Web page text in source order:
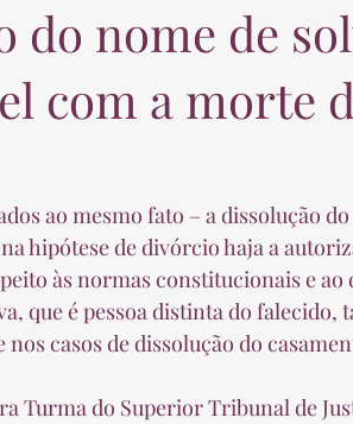
do nome de
com a morte
hipótese de divórcio haja a
às normas constitucionais e ao
que é pessoa distinta do falecido,
casos de dissolução do